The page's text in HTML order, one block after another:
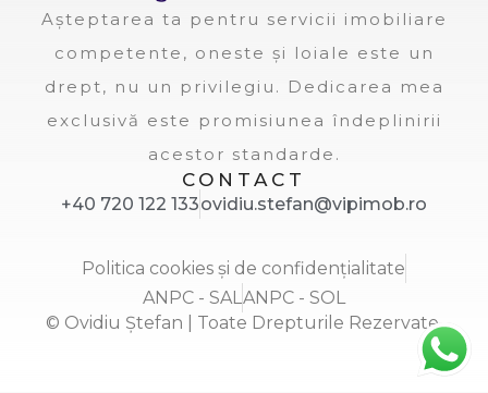
Așteptarea ta pentru servicii imobiliare
competente, oneste și loiale este un
drept, nu un privilegiu. Dedicarea mea
exclusivă este promisiunea îndeplinirii
acestor standarde.
CONTACT
+40 720 122 133ovidiu.stefan@vipimob.ro
Politica cookies și de confidențialitate
ANPC - SALANPC - SOL
© Ovidiu Ștefan | Toate Drepturile Rezervate.